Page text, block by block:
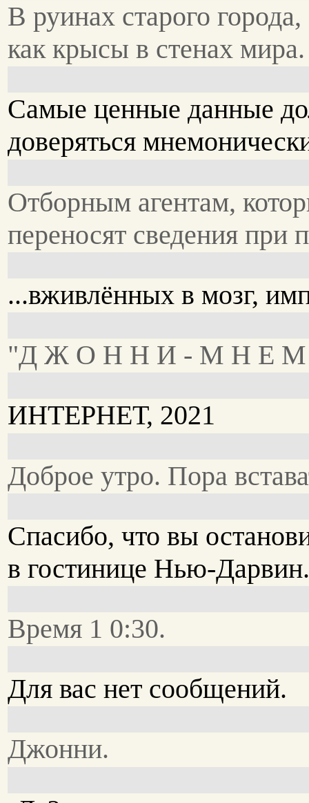
В руинах старого города,
как крысы в стенах мира.
Самые ценные данные
доверяться
Отборным агентам,
переносят сведения при
...вживлённых в мозг,
"Д Ж О Н Н И - М Н Е
ИНТЕРНЕТ, 2021
Доброе утро. Пора
Спасибо, что вы
в гостинице Нью-
Время 1 0:30.
Для вас нет сообщений.
Джонни.